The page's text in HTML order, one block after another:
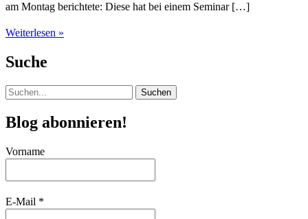
am Montag berichtete: Diese hat bei einem Seminar […]
Emulgieren
andere
Basics…….
Weiterlesen »
Suche
Suchen
nach:
Blog abonnieren!
Vorname
E-Mail *